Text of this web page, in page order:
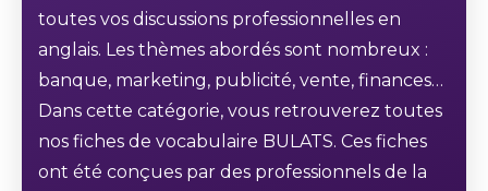
toutes vos discussions professionnelles en
anglais. Les thèmes abordés sont nombreux :
banque, marketing, publicité, vente, finances…
Dans cette catégorie, vous retrouverez toutes
nos fiches de vocabulaire BULATS. Ces fiches
ont été conçues par des professionnels de la